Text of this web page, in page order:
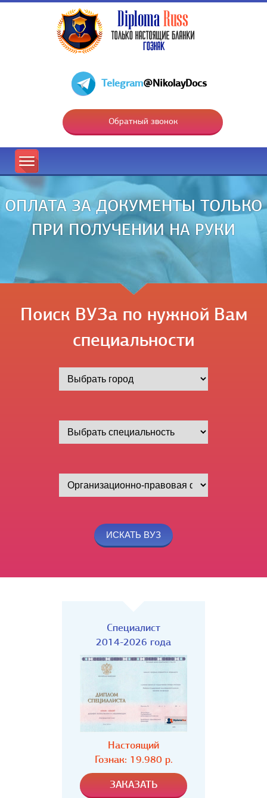
Telegram@NikolayDocs
Обратный звонок
ОПЛАТА ЗА ДОКУМЕНТЫ ТОЛЬКО
ПРИ ПОЛУЧЕНИИ НА РУКИ
Поиск ВУЗа по нужной Вам
специальности
Специалист
2014-2026 года
Настоящий
Гознак: 19.980 р.